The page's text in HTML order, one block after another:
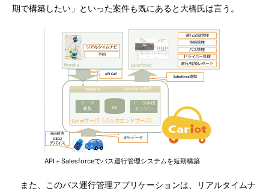
期で構築したい」といった案件も既にあると大橋氏は言う。
API＋Salesforceでバス運行管理システムを短期構築
また、このバス運行管理アプリケーションは、リアルタイムナ